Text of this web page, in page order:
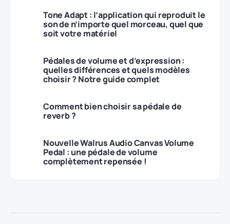
Tone Adapt : l’application qui reproduit le
son de n’importe quel morceau, quel que
soit votre matériel
Pédales de volume et d’expression :
quelles différences et quels modèles
choisir ? Notre guide complet
Comment bien choisir sa pédale de
reverb ?
Nouvelle Walrus Audio Canvas Volume
Pedal : une pédale de volume
complètement repensée !